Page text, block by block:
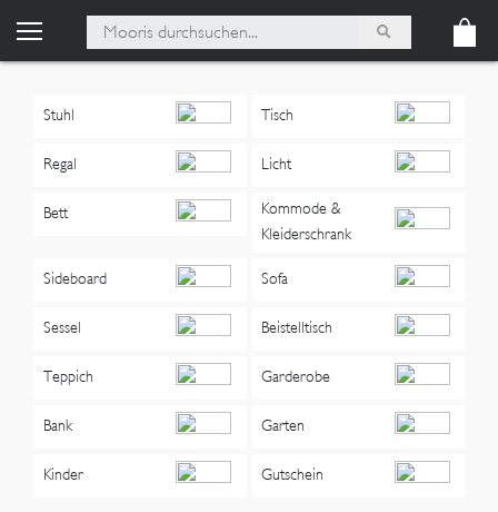
Stuhl Tisch
Regal Licht
Bett
Kommode &
Kleiderschrank
Sideboard Sofa
Sessel Beistelltisch
Teppich Garderobe
Bank Garten
Kinder Gutschein